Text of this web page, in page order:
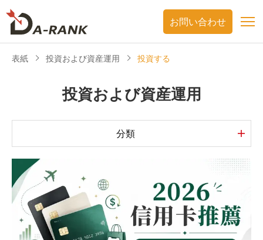
お問い合わせ
表紙 投資および資産運用 投資する
投資および資産運用
分類